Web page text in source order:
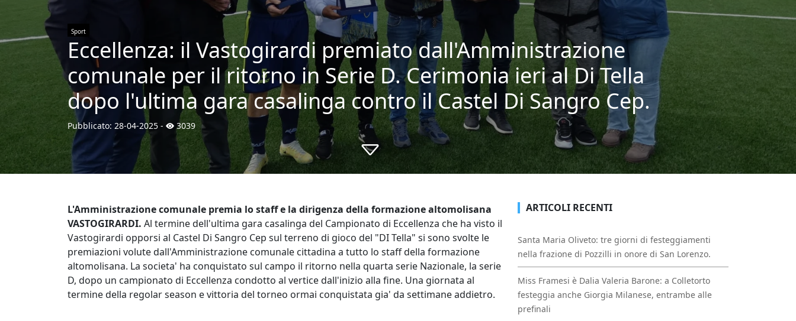
Sport
Eccellenza: il Vastogirardi premiato dall'Amministrazione
comunale per il ritorno in Serie D. Cerimonia ieri al Di Tella
dopo l'ultima gara casalinga contro il Castel Di Sangro Cep.
Pubblicato: 28-04-2025 - 3039
L'Amministrazione comunale premia lo staff e la dirigenza della formazione altomolisana
VASTOGIRARDI. Al termine dell'ultima gara casalinga del Campionato di Eccellenza che ha visto il
Vastogirardi opporsi al Castel Di Sangro Cep sul terreno di gioco del "DI Tella" si sono svolte le
premiazioni volute dall'Amministrazione comunale cittadina a tutto lo staff della formazione
altomolisana. La societa' ha conquistato sul campo il ritorno nella quarta serie Nazionale, la serie
D, dopo un campionato di Eccellenza condotto al vertice dall'inizio alla fine. Una giornata al
termine della regolar season e vittoria del torneo ormai conquistata gia' da settimane addietro.
ARTICOLI RECENTI
Santa Maria Oliveto: tre giorni di festeggiamenti
nella frazione di Pozzilli in onore di San Lorenzo.
Miss Framesi è Dalia Valeria Barone: a Colletorto
festeggia anche Giorgia Milanese, entrambe alle
prefinali